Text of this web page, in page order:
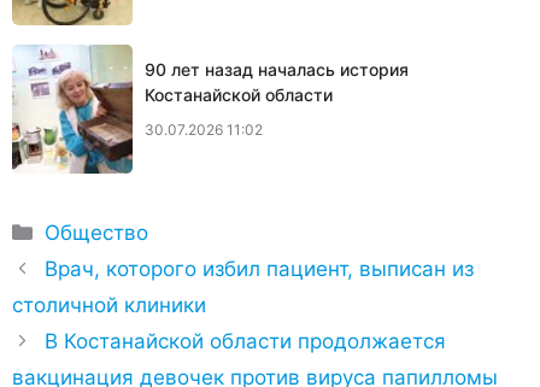
90 лет назад началась история
Костанайской области
30.07.2026 11:02
Рубрики
Общество
Врач, которого избил пациент, выписан из
столичной клиники
В Костанайской области продолжается
вакцинация девочек против вируса папилломы